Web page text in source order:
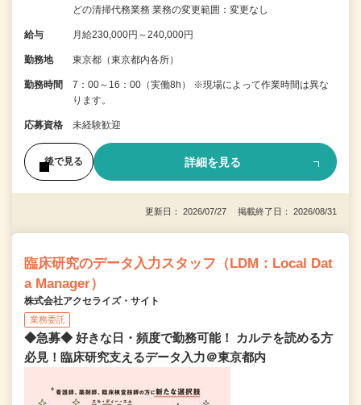
どの清掃代務業務 業務の変更範囲：変更なし
給与 月給230,000円～240,000円
勤務地 東京都（東京都内各所）
勤務時間
7：00～16：00（実働8h） ※現場によって作業時間は異な
ります。
応募資格 未経験歓迎
後で見る 詳細を見る
更新日： 2026/07/27 掲載終了日： 2026/08/31
臨床研究のデータ入力スタッフ（LDM：Local Dat
a Manager）
株式会社アクセライズ・サイト
業務委託
◆急募◆ 好きな日・頻度で勤務可能！ カルテを読める方
必見！臨床研究支えるデータ入力＠東京都内